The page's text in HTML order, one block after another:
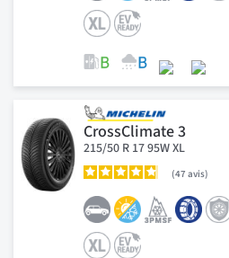
CrossClimate 3
215/50 R 17 95W XL
47 avis